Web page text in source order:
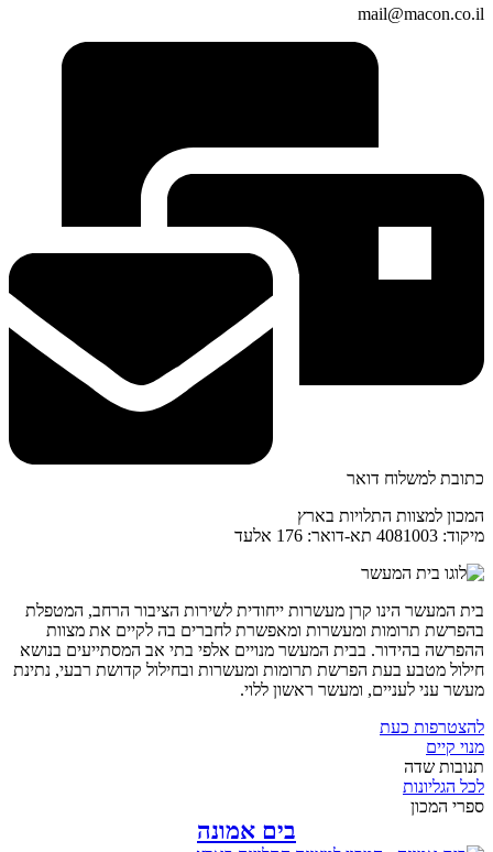
mail@macon.co.il
כתובת למשלוח דואר
המכון למצוות התלויות בארץ
מיקוד: 4081003 תא-דואר: 176 אלעד
בית המעשר הינו קרן מעשרות ייחודית לשירות הציבור הרחב, המטפלת
בהפרשת תרומות ומעשרות ומאפשרת לחברים בה לקיים את מצוות
ההפרשה בהידור. בבית המעשר מנויים אלפי בתי אב המסתייעים בנושא
חילול מטבע בעת הפרשת תרומות ומעשרות ובחילול קדושת רבעי, נתינת
מעשר עני לעניים, ומעשר ראשון ללוי.
להצטרפות כעת
מנוי קיים
תנובות שדה
לכל הגליונות
ספרי המכון
בים אמונה